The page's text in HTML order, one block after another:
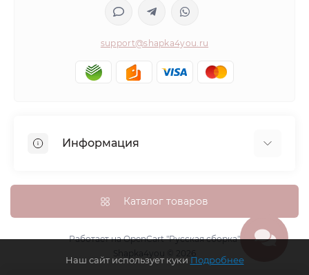
support@shapka4you.ru
Информация
Доставка, оплата и бонусные баллы
Гарантия возврата
Политика конфиденциальности
Контакты
Каталог товаров
Работает наOpenCart "Русская сборка"
Наш сайт использует куки Подробнее